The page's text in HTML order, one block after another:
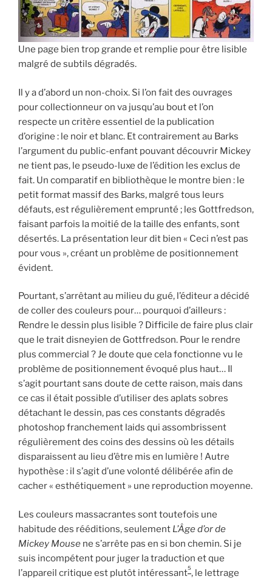
Une page bien trop grande et remplie pour être lisible
malgré de subtils dégradés.
Il y a d’abord un non-choix. Si l’on fait des ouvrages
pour collectionneur on va jusqu’au bout et l’on
respecte un critère essentiel de la publication
d’origine : le noir et blanc. Et contrairement au Barks
l’argument du public-enfant pouvant découvrir Mickey
ne tient pas, le pseudo-luxe de l’édition les exclus de
fait. Un comparatif en bibliothèque le montre bien : le
petit format massif des Barks, malgré tous leurs
défauts, est régulièrement emprunté ; les Gottfredson,
faisant parfois la moitié de la taille des enfants, sont
désertés. La présentation leur dit bien « Ceci n’est pas
pour vous », créant un problème de positionnement
évident.
Pourtant, s’arrêtant au milieu du gué, l’éditeur a décidé
de coller des couleurs pour… pourquoi d’ailleurs :
Rendre le dessin plus lisible ? Difficile de faire plus clair
que le trait disneyien de Gottfredson. Pour le rendre
plus commercial ? Je doute que cela fonctionne vu le
problème de positionnement évoqué plus haut… Il
s’agit pourtant sans doute de cette raison, mais dans
ce cas il était possible d’utiliser des aplats sobres
détachant le dessin, pas ces constants dégradés
photoshop franchement laids qui assombrissent
régulièrement des coins des dessins où les détails
disparaissent au lieu d’être mis en lumière ! Autre
hypothèse : il s’agit d’une volonté délibérée afin de
cacher « esthétiquement » une reproduction moyenne.
Les couleurs massacrantes sont toutefois une
habitude des rééditions, seulement L’Âge d’or de
Mickey Mouse ne s’arrête pas en si bon chemin. Si je
suis incompétent pour juger la traduction et que
l’appareil critique est plutôt intéressant5, le lettrage